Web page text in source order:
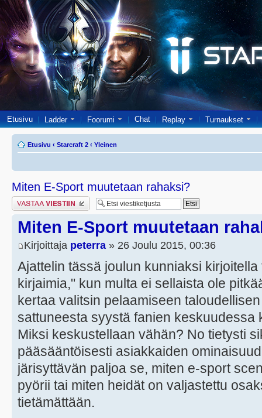
Etusivu Ladder Foorumi Chat Replay Turnaukset
Etusivu ‹ Starcraft 2 ‹ Yleinen
Miten E-Sport muutetaan rahaksi?
Lähetä vastaus
Miten E-Sport muutetaan
Kirjoittaja peterra » 26 Joulu 2015, 00:36
Ajattelin tässä joulun kunniaksi
kirjaimia," kun multa ei sellaista ole
kertaa valitsin pelaamiseen
sattuneesta syystä fanien keskuudessa
Miksi keskustellaan vähän? No tietysti
pääsääntöisesti asiakkaiden
järisyttävän paljoa se, miten e-sport
pyörii tai miten heidät on valjastettu
tietämättään.